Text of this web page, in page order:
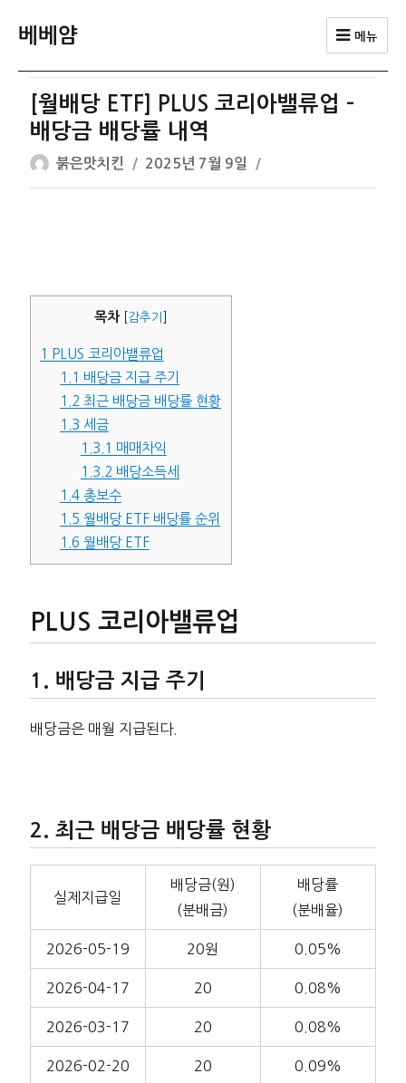
베베얌 메뉴
[월배당 ETF] PLUS 코리아밸류업 –
배당금 배당률 내역
글
쓴
붉은맛치킨
작
성
2025년 7월 9일
목차 감추기
1
PLUS 코리아밸류업
1.1 배당금 지급 주기
1.2 최근 배당금 배당률 현황
1.3 세금
1.3.1 매매차익
1.3.2 배당소득세
1.4 총보수
1.5 월배당 ETF 배당률 순위
1.6 월배당 ETF
PLUS 코리아밸류업
배당금 지급 주기
배당금은 매월 지급된다.
최근 배당금 배당률 현황
실제지급일
배당금(원)
(분배금)
배당률
(분배율)
2026-05-19 20원 0.05%
2026-04-17 20 0.08%
2026-03-17 20 0.08%
2026-02-20 20 0.09%